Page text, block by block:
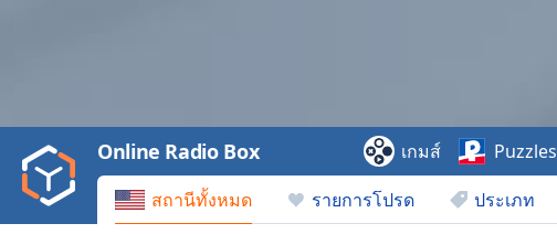
Video
Play
Backward
Skip
สถานีทั้งหมด รายการโปรด ประเภท
Online Radio Box เกมส์ Puzzles